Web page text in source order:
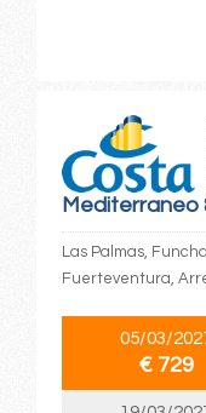
Mediterraneo
Las Palmas,
Fuerteventura,
05/03/
€ 729